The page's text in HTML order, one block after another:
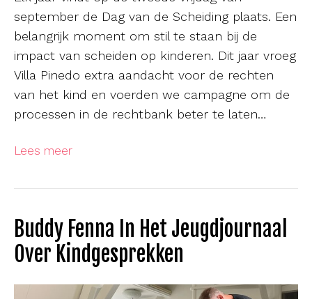
september de Dag van de Scheiding plaats. Een
belangrijk moment om stil te staan bij de
impact van scheiden op kinderen. Dit jaar vroeg
Villa Pinedo extra aandacht voor de rechten
van het kind en voerden we campagne om de
processen in de rechtbank beter te laten…
Lees meer
Buddy Fenna In Het Jeugdjournaal
Over Kindgesprekken